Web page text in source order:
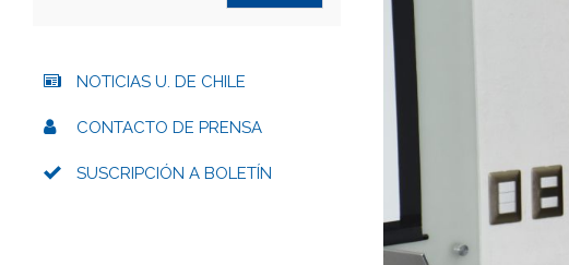
NOTICIAS U. DE CHILE
CONTACTO DE PRENSA
SUSCRIPCIÓN A BOLETÍN